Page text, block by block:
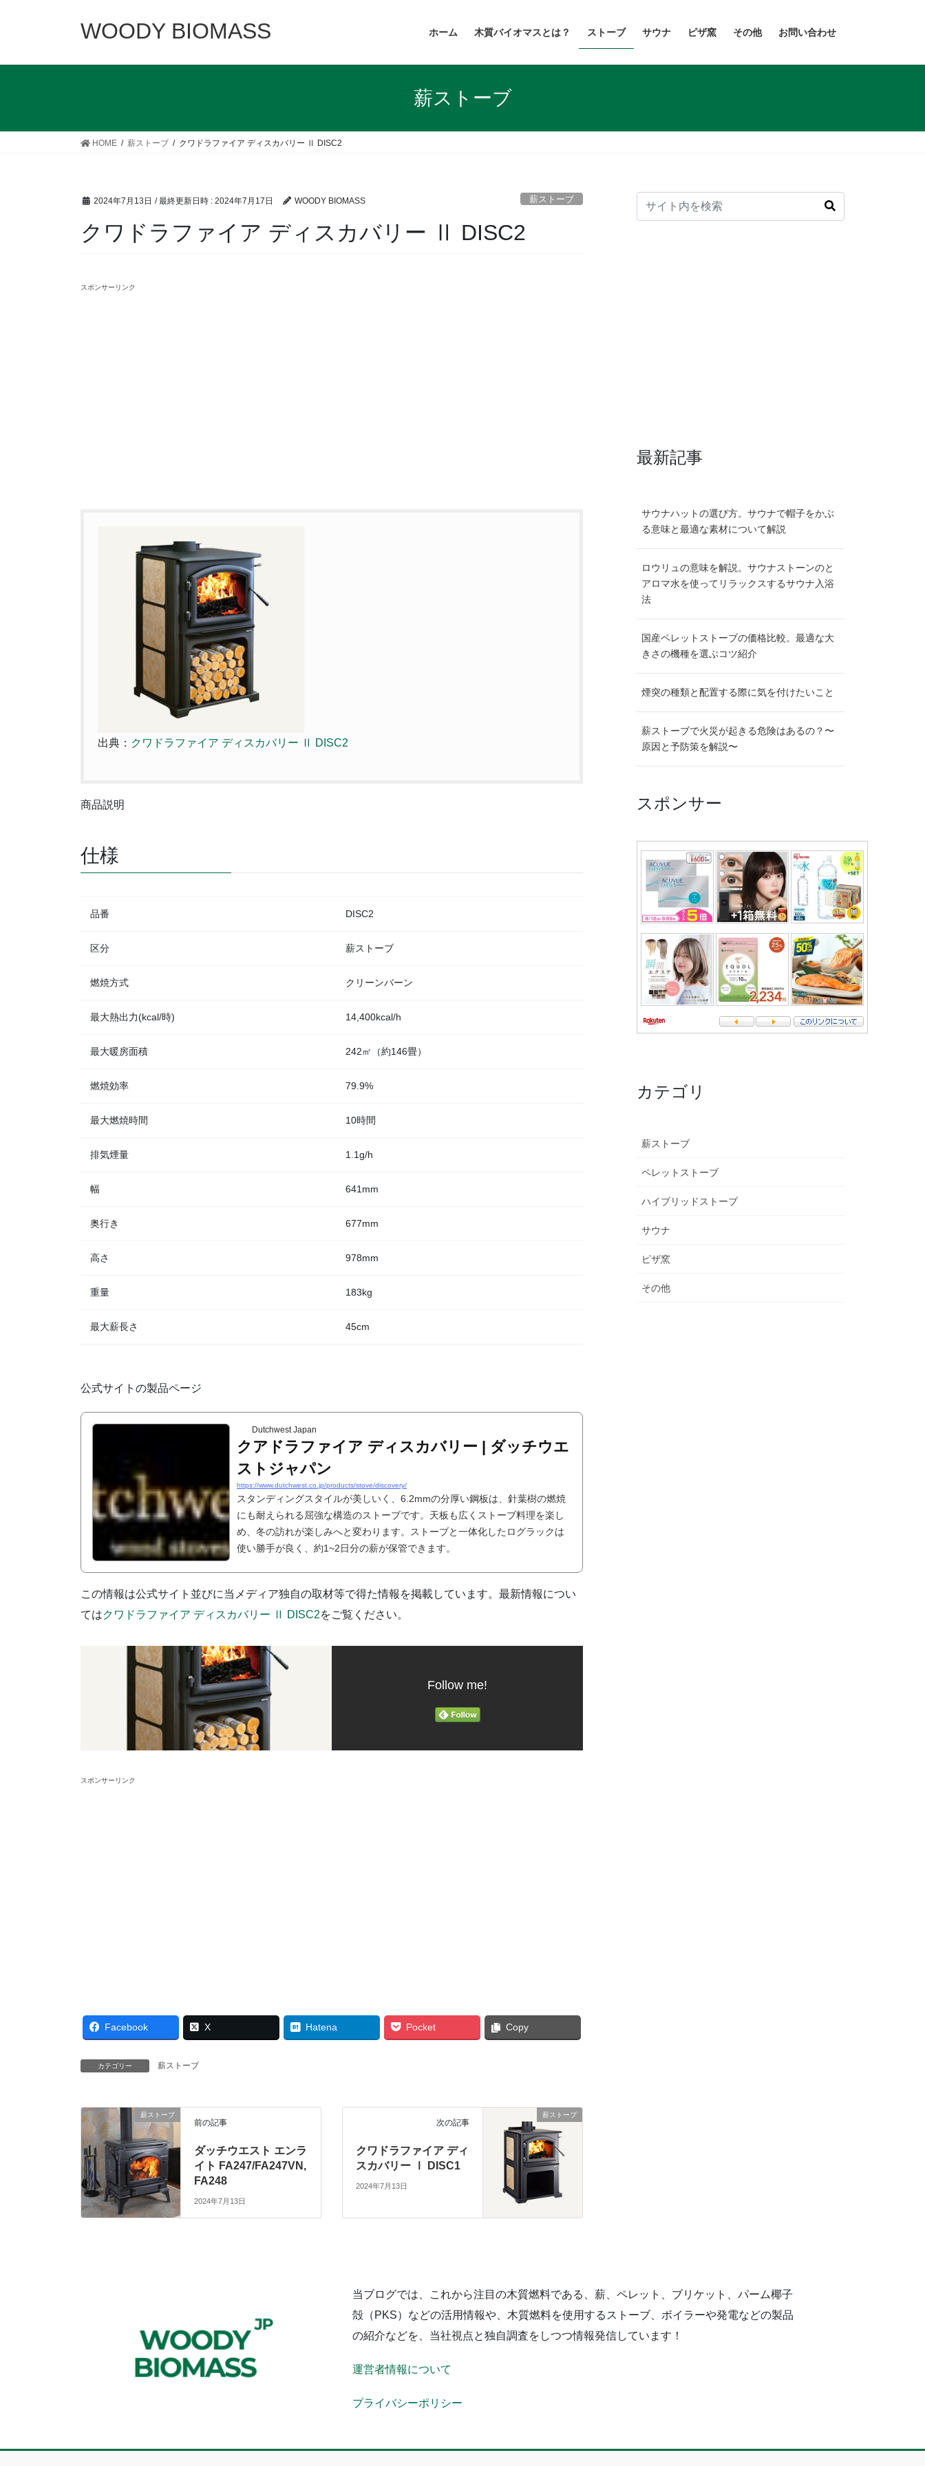
WOODY BIOMASS ホーム 木質バイオマスとは？ ストーブ サウナ ピザ窯 その他 お問い合わせ
薪ストーブ
HOME 薪ストーブ クワドラファイア ディスカバリー Ⅱ DISC2
2024年7月13日 / 最終更新日時 : 2024年7月17日 WOODY BIOMASS 薪ストーブ
クワドラファイア ディスカバリー Ⅱ DISC2
スポンサーリンク
出典： クワドラファイア ディスカバリー Ⅱ DISC2
商品説明
仕様
品番 DISC2
区分 薪ストーブ
燃焼方式 クリーンバーン
最大熱出力(kcal/時) 14,400kcal/h
最大暖房面積 242㎡（約146畳）
燃焼効率 79.9%
最大燃焼時間 10時間
排気煙量 1.1g/h
幅 641mm
奥行き 677mm
高さ 978mm
重量 183kg
最大薪長さ 45cm
公式サイトの製品ページ
Dutchwest Japan
クアドラファイア ディスカバリー | ダッチウエ
ストジャパン
https://www.dutchwest.co.jp/products/stove/discovery/
スタンディングスタイルが美しいく、6.2mmの分厚い鋼板は、針葉樹の燃焼
にも耐えられる屈強な構造のストーブです。天板も広くストーブ料理を楽し
め、冬の訪れが楽しみへと変わります。ストーブと一体化したログラックは
使い勝手が良く、約1~2日分の薪が保管できます。
この情報は公式サイト並びに当メディア独自の取材等で得た情報を掲載しています。最新情報につい
てはクワドラファイア ディスカバリー Ⅱ DISC2をご覧ください。
Follow me!
スポンサーリンク
Facebook X Hatena Pocket Copy
カテゴリー 薪ストーブ
薪ストーブ
前の記事
ダッチウエスト エンラ
イト FA247/FA247VN,
FA248
2024年7月13日
薪ストーブ
次の記事
クワドラファイア ディ
スカバリー Ⅰ DISC1
2024年7月13日
最新記事
サウナハットの選び方。サウナで帽子をかぶ
る意味と最適な素材について解説
ロウリュの意味を解説。サウナストーンのと
アロマ水を使ってリラックスするサウナ入浴
法
国産ペレットストーブの価格比較。最適な大
きさの機種を選ぶコツ紹介
煙突の種類と配置する際に気を付けたいこと
薪ストーブで火災が起きる危険はあるの？〜
原因と予防策を解説〜
スポンサー
カテゴリ
薪ストーブ
ペレットストーブ
ハイブリッドストーブ
サウナ
ピザ窯
その他
当ブログでは、これから注目の木質燃料である、薪、ペレット、ブリケット、パーム椰子
殻（PKS）などの活用情報や、木質燃料を使用するストーブ、ボイラーや発電などの製品
の紹介などを、当社視点と独自調査をしつつ情報発信しています！
運営者情報について
プライバシーポリシー